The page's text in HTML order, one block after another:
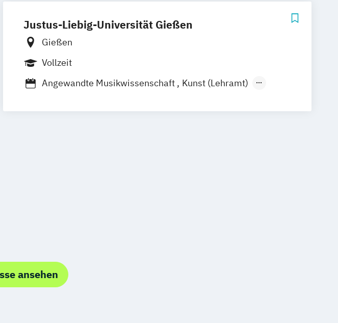
Justus-Liebig-Universität Gießen
Gießen
Vollzeit
Angewandte Musikwissenschaft
Kunst (Lehramt)
ansehen